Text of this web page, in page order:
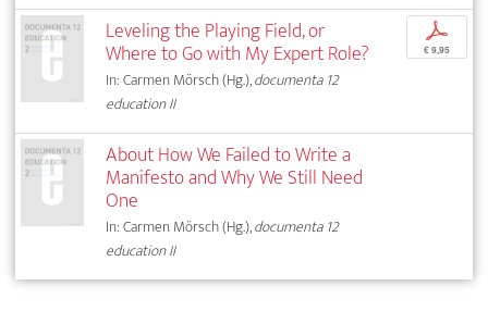
Leveling the Playing Field, or
Where to Go with My Expert Role?
In: Carmen Mörsch (Hg.),documenta 12
education II
p
€ 9,95
About How We Failed to Write a
Manifesto and Why We Still Need
One
In: Carmen Mörsch (Hg.),documenta 12
education II